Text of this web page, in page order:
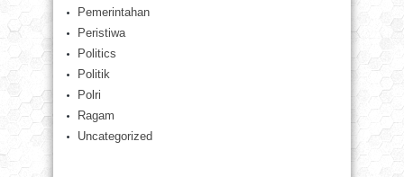
Pemerintahan
Peristiwa
Politics
Politik
Polri
Ragam
Uncategorized